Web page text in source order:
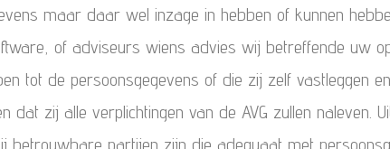
maar daar wel inzage in hebben of kunnen
of adviseurs wiens advies wij betreffende uw
tot de persoonsgegevens of die zij zelf vastleggen
dat zij alle verplichtingen van de AVG zullen
betrouwbare partijen zijn die adequaat met